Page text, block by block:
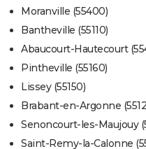
Moranville (55400)
Bantheville (55110)
Abaucourt-Hautecourt
Pintheville (55160)
Lissey (55150)
Brabant-en-Argonne
Senoncourt-les-Maujouy
Saint-Remy-la-Calonne